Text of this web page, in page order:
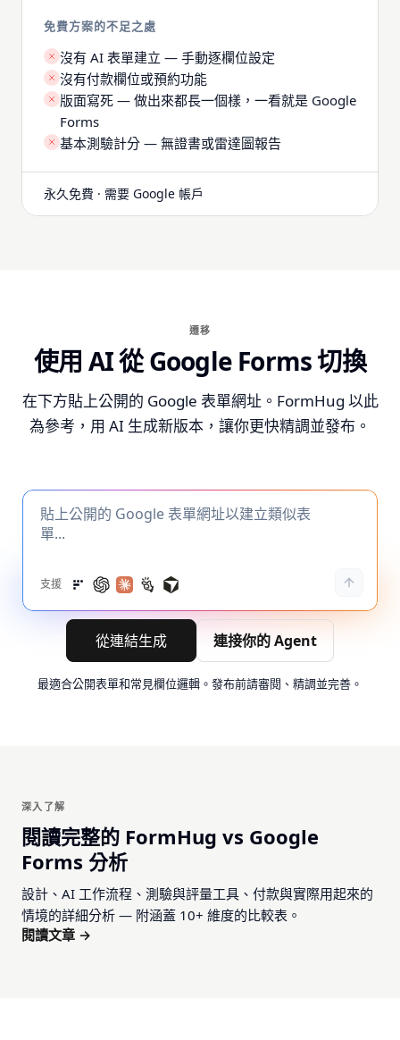
免費方案的不足之處
沒有 AI 表單建立 — 手動逐欄位設定
沒有付款欄位或預約功能
版面寫死 — 做出來都長一個樣，一看就是 Google
Forms
基本測驗計分 — 無證書或雷達圖報告
永久免費 · 需要 Google 帳戶
遷移
使用 AI 從 Google Forms 切換
在下方貼上公開的 Google 表單網址。FormHug 以此
為參考，用 AI 生成新版本，讓你更快精調並發布。
支援
從連結生成 連接你的 Agent
最適合公開表單和常見欄位邏輯。發布前請審閱、精調並完善。
深入了解
閱讀完整的 FormHug vs Google
Forms 分析
設計、AI 工作流程、測驗與評量工具、付款與實際用起來的
情境的詳細分析 — 附涵蓋 10+ 維度的比較表。
閱讀文章 →